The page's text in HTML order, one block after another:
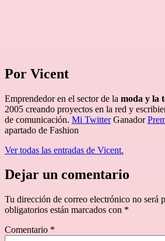
Por Vicent
Emprendedor en el sector de la moda y la
2005 creando proyectos en la red y
de comunicación. Mi TwitterGanador
apartado de Fashion
Ver todas las entradas de Vicent.
Dejar un comentario
Tu dirección de correo electrónico no será
obligatorios están marcados con *
Comentario *